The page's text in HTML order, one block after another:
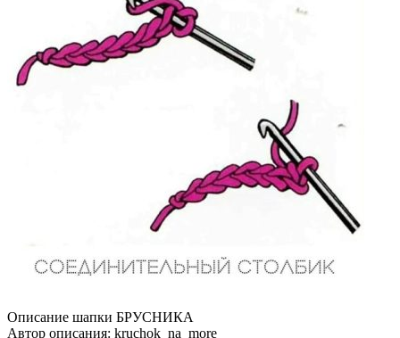
Описание шапки БРУСНИКА
Автор описания: kruchok_na_more